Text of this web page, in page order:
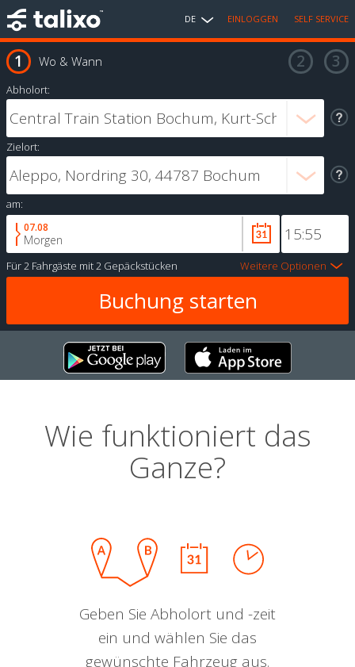
DE EINLOGGEN SELF SERVICE
Wo & Wann
Abholort:
Zielort:
am:
07.08
Morgen
Für2 Fahrgäste mit2 Gepäckstücken Weitere Optionen
Wie funktioniert das
Ganze?
Geben Sie Abholort und -zeit
ein und wählen Sie das
gewünschte Fahrzeug aus.